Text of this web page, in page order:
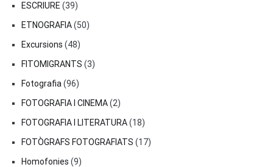
ESCRIURE (39)
ETNOGRAFIA(50)
Excursions (48)
FITOMIGRANTS (3)
Fotografia (96)
FOTOGRAFIA I CINEMA(2)
FOTOGRAFIA I LITERATURA(18)
FOTÒGRAFS FOTOGRAFIATS (17)
Homofonies (9)